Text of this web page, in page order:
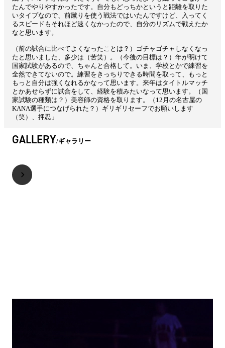
たんでやりやすかったです。自分もどっちかというと距離を取りた
いタイプなので、前蹴りを使う戦法ではいたんですけど、入ってく
るスピードもそれほど速くなかったので、自分のリズムで戦えたか
なと思います。
（前の試合に比べてよくなったことは？）ゴチャゴチャしなくなっ
たと思いました、多少は（苦笑）。（今後の目標は？）年が明けて
国家試験があるので、ちゃんと合格して。いま、学校とかで練習を
全然できてないので。練習をきっちりできる時間を取って、もっと
もっと自分は強くなれるかなって思います。来年はタイトルマッチ
とかあせらずに試合をして、経験を積みたいなって思います。（国
家試験の種類は？）美容師の資格を取ります。（12月の名古屋の
KANA選手につなげられた？）ギリギリセーフでお願いします
（笑）、押忍」
GALLERY ギャラリー